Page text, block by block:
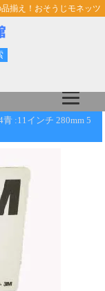
揃え！おそうじモネッツ
:11インチ 280mm 5